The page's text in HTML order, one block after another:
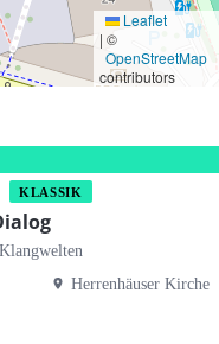
Leaflet
| ©
OpenStreetMap
contributors
KLASSIK
Herrenhäuser Kirche